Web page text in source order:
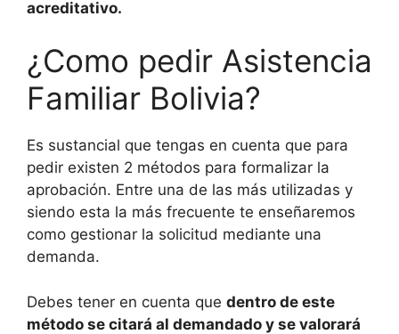
acreditativo.
¿Como pedir Asistencia
Familiar Bolivia?
Es sustancial que tengas en cuenta que para
pedir existen 2 métodos para formalizar la
aprobación. Entre una de las más utilizadas y
siendo esta la más frecuente te enseñaremos
como gestionar la solicitud mediante una
demanda.
Debes tener en cuenta que dentro de este
método se citará al demandado y se valorará